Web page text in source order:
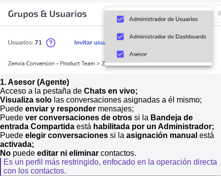
1. Asesor (Agente)
Acceso a la pestaña de Chats en vivo;
Visualiza solo las conversaciones asignadas a él mismo;
Puede enviar y responder mensajes;
Puede ver conversaciones de otros si la Bandeja de
entrada Compartida está habilitada por un Administrador;
Puede elegir conversaciones si la asignación manual está
activada;
No puede editar ni eliminar contactos.
Es un perfil más restringido, enfocado en la operación directa
con los contactos.